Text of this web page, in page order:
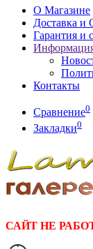
О Магазине
Доставка и
Гарантия и
Контакты
Сравнение0
Закладки0
САЙТ НЕ